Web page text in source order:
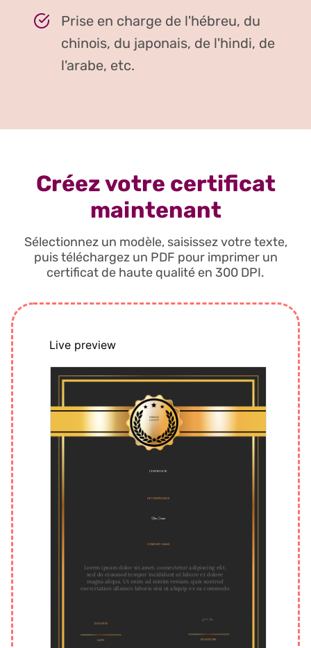
Prise en charge de l'hébreu, du
chinois, du japonais, de l'hindi, de
l'arabe, etc.
Créez votre certificat
maintenant
Sélectionnez un modèle, saisissez votre texte,
puis téléchargez un PDF pour imprimer un
certificat de haute qualité en 300 DPI.